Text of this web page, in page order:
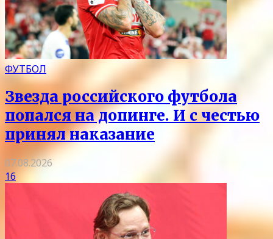
ФУТБОЛ
Звезда российского футбола
попался на допинге. И с честью
принял наказание
07.08.2026
16